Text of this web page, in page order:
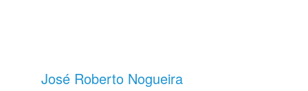
José Roberto Nogueira